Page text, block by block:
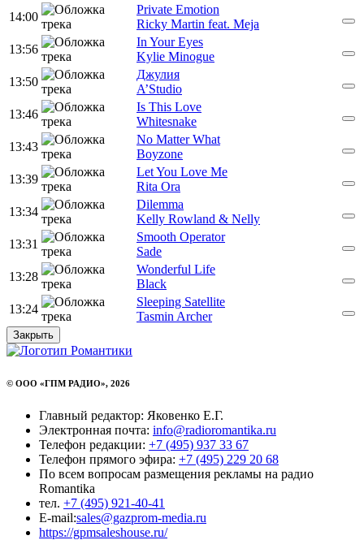
14:00
Private Emotion
Ricky Martin feat. Meja
13:56
In Your Eyes
Kylie Minogue
13:50
Джулия
A’Studio
13:46
Is This Love
Whitesnake
13:43
No Matter What
Boyzone
13:39
Let You Love Me
Rita Ora
13:34
Dilemma
Kelly Rowland & Nelly
13:31
Smooth Operator
Sade
13:28
Wonderful Life
Black
13:24
Sleeping Satellite
Tasmin Archer
Закрыть
© ООО «ГПМ РАДИО», 2026
Главный редактор: Яковенко Е.Г.
Электронная почта: info@radioromantika.ru
Телефон редакции: +7 (495) 937 33 67
Телефон прямого эфира: +7 (495) 229 20 68
По всем вопросам размещения рекламы на радио
Romantika
тел. +7 (495) 921-40-41
E-mail:sales@gazprom-media.ru
https://gpmsaleshouse.ru/